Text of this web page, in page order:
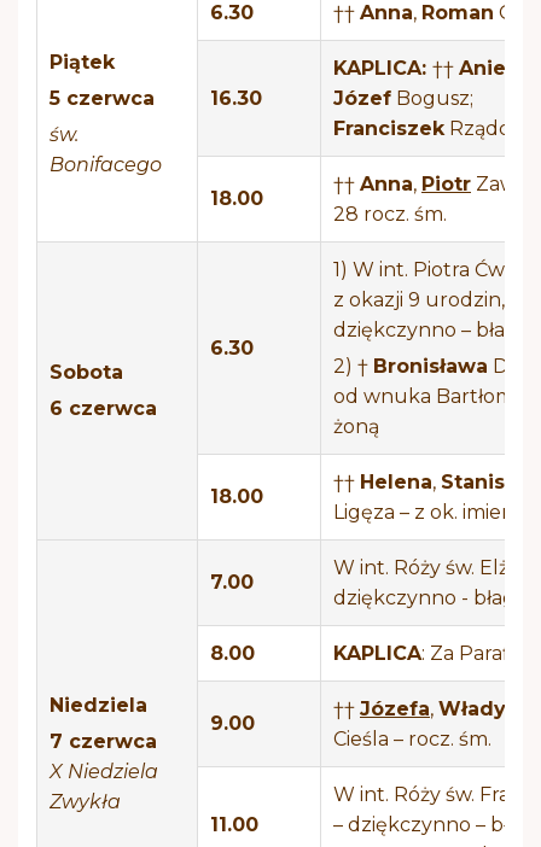
Piątek
5 czerwca
św.
Bonifacego
6.30 †† Anna, Roman
16.30
KAPLICA: †† Aniela
Józef Bogusz;
FranciszekRządca
18.00
†† Anna, Piotr
28 rocz. śm.
Sobota
6 czerwca
6.30
1) W int. Piotra
z okazji 9 urodzin,
dziękczynno –
2) † Bronisława
od wnuka
żoną
18.00
†† Helena, Stanisław
Ligęza – z ok. imienin
Niedziela
7 czerwca
X Niedziela
Zwykła
7.00
W int. Róży św.
dziękczynno -
8.00 KAPLICA: Za Parafian
9.00
†† Józefa,
Cieśla – rocz. śm.
11.00
W int. Róży św.
– dziękczynno –